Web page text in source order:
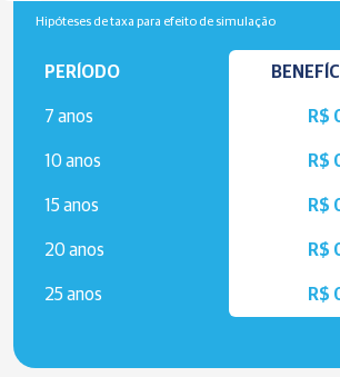
Hipóteses de taxa para efeito de simulação
PERÍODO
7 anos R$
10 anos R$
15 anos R$
20 anos R$
25 anos R$